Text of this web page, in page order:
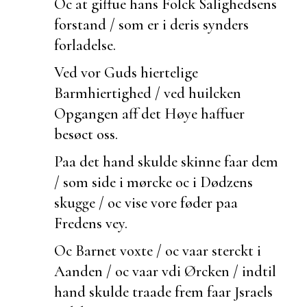
forstand / som er i deris synders
forladelse.
Ved vor Guds hiertelige
Barmhiertighed / vedhuilcken
Opgangen aff det Høye haffuer
besøct oss.
Paa det hand skulde skinne faar dem
/ som side i mørcke oc i Dødzens
skugge / oc vise vore føder paa
Fredens vey.
Oc Barnet voxte / oc vaar sterckt i
Aanden / oc vaar vdi Ørcken / indtil
hand skulde traade frem faar Jsraels